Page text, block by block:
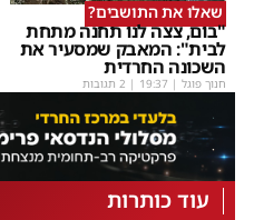
שאלו את התושבים?
"בום, צצה לנו תחנה מתחת
לבית": המאבק שמסעיר את
השכונה החרדית
חנוך פוגל |
19:37 | 2 תגובות
עוד כותרות